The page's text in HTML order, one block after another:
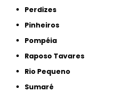
Perdizes
Pinheiros
Pompéia
Raposo Tavares
Rio Pequeno
Sumaré